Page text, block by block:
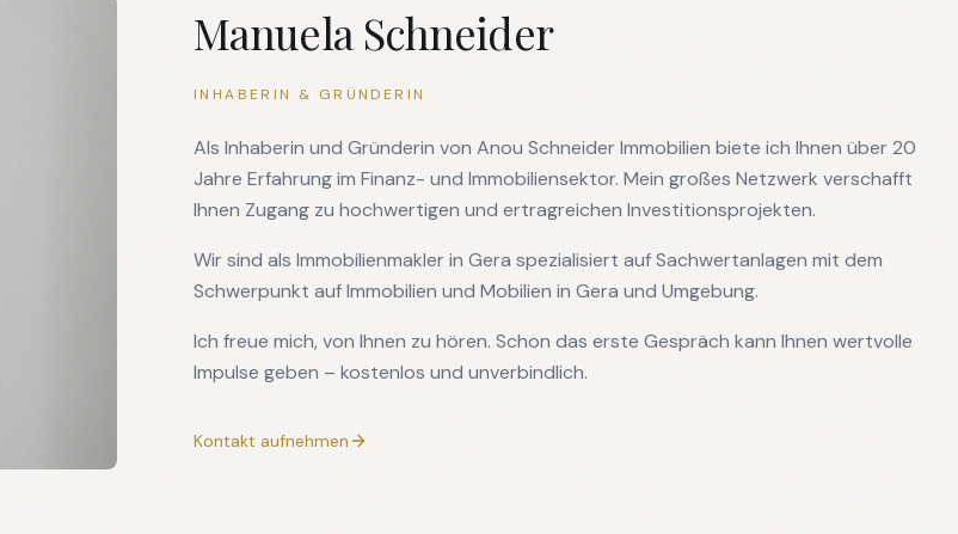
Manuela Schneider
INHABERIN & GRÜNDERIN
Als Inhaberin und Gründerin von Anou Schneider Immobilien biete ich Ihnen über 20
Jahre Erfahrung im Finanz- und Immobiliensektor. Mein großes Netzwerk verschafft
Ihnen Zugang zu hochwertigen und ertragreichen Investitionsprojekten.
Wir sind als Immobilienmakler in Gera spezialisiert auf Sachwertanlagen mit dem
Schwerpunkt auf Immobilien und Mobilien in Gera und Umgebung.
Ich freue mich, von Ihnen zu hören. Schon das erste Gespräch kann Ihnen wertvolle
Impulse geben – kostenlos und unverbindlich.
Kontakt aufnehmen